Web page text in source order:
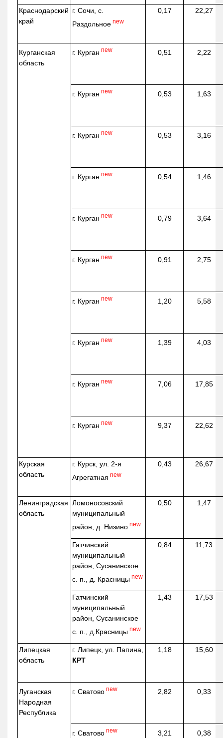
Краснодарский
край
г. Сочи, с.
Раздольное new
0,17 22,27
Курганская
область
г. Курган new 0,51 2,22
г. Курган new 0,53 1,63
г. Курган new 0,53 3,16
г. Курган new 0,54 1,46
г. Курган new 0,79 3,64
г. Курган new 0,91 2,75
г. Курган new 1,20 5,58
г. Курган new 1,39 4,03
г. Курган new 7,06 17,85
г. Курган new 9,37 22,62
Курская
область
г. Курск, ул. 2-я
Агрегатная new
0,43 26,67
Ленинградская
область
Ломоносовский
муниципальный
район, д. Низино new
0,50 1,47
Гатчинский
муниципальный
район, Сусанинское
с. п., д. Красницы new
0,84 11,73
Гатчинский
муниципальный
район, Сусанинское
с. п., д.Красницы new
1,43 17,53
Липецкая
область
г. Липецк, ул. Папина,
КРТ
1,18 15,60
Луганская
Народная
Республика
г. Сватово new 2,82 0,33
г. Сватово new 3,21 0,38